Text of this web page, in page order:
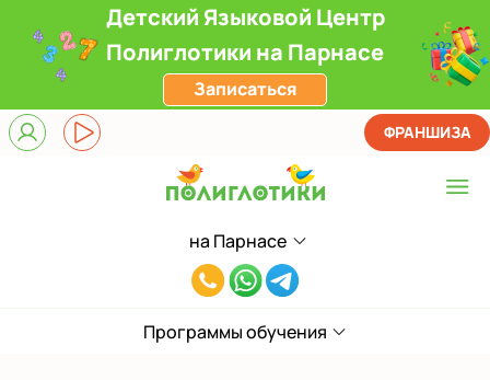
Детский Языковой Центр
Полиглотики на Парнасе
Записаться
на Парнасе
Выберите центр
ЖК Лондон Парк
Приморский
8(812)660-
05
ФРАНШИЗА
Программы обучения